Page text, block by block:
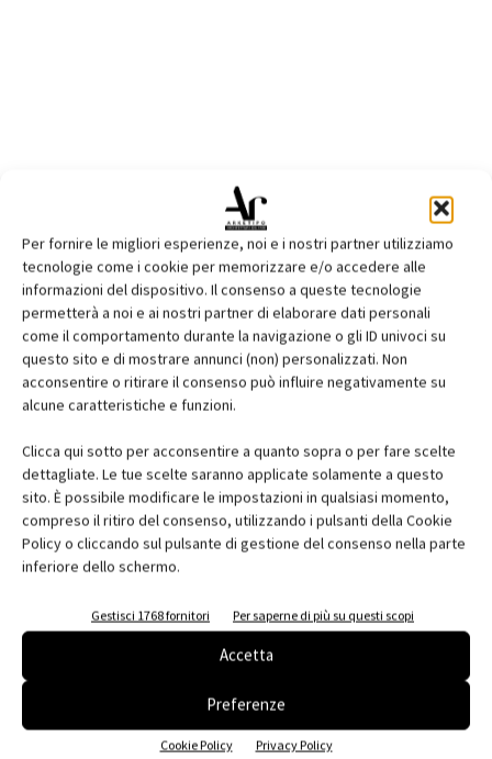
Per fornire le migliori esperienze, noi e i nostri partner utilizziamo
tecnologie come i cookie per memorizzare e/o accedere alle
informazioni del dispositivo. Il consenso a queste tecnologie
permetterà a noi e ai nostri partner di elaborare dati personali
come il comportamento durante la navigazione o gli ID univoci su
questo sito e di mostrare annunci (non) personalizzati. Non
acconsentire o ritirare il consenso può influire negativamente su
alcune caratteristiche e funzioni.
Clicca qui sotto per acconsentire a quanto sopra o per fare scelte
dettagliate. Le tue scelte saranno applicate solamente a questo
sito. È possibile modificare le impostazioni in qualsiasi momento,
compreso il ritiro del consenso, utilizzando i pulsanti della Cookie
Policy o cliccando sul pulsante di gestione del consenso nella parte
inferiore dello schermo.
Gestisci 1768 fornitori Per saperne di più su questi scopi
Accetta
Preferenze
Cookie Policy Privacy Policy